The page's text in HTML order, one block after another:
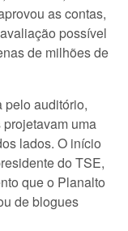
as contas,
possível
de milhões de
pelo auditório,
uma
lados. O início
do TSE,
que o Planalto
de blogues